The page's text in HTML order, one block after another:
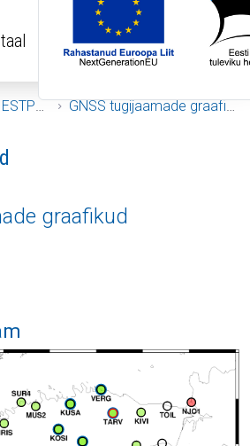
ESTPOS GNSS tugijaamade graafikud
graafikud